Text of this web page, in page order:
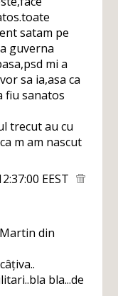
satam pe
guverna
mi a
sa ia,asa ca
fiu sanatos
trecut au cu
m am nascut
EEST
din
bla...de